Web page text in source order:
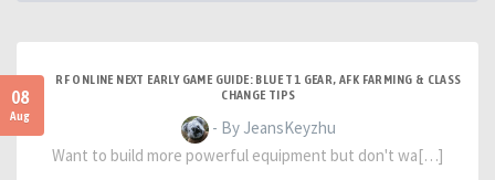
08
Aug
RF ONLINE NEXT EARLY GAME GUIDE: BLUE T1 GEAR, AFK FARMING & CLASS
CHANGE TIPS
- By JeansKeyzhu
Want to build more powerful equipment but don't wa[…]